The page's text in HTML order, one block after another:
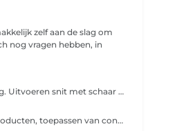
2x wassen, toepassen van verzorging. Uitvoeren snit met schaar en/of tondeuse, afwerken met uitscheren van de nek. Wenkbrauwen en oorharen bijwerken.
haren 2x wassen met aangepaste producten, toepassen van conditioner. Haren in model knippen en brushen.